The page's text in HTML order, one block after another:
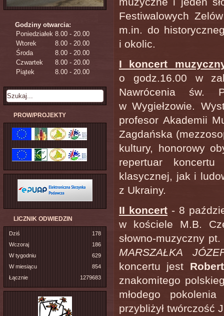
Godziny otwarcia:
Poniedziałek 8.00 - 20.00
Wtorek
8.00 - 20.00
Środa
8.00 - 20.00
Czwartek
8.00 - 20.00
Piątek
8.00 - 20.00
PROW/PROJEKTY
LICZNIK ODWIEDZIN
Dziś
178
Wczoraj
186
W tygodniu
629
W miesiącu
854
Łącznie
1279683
Festiwalowych
m.in. do
i okolic.
I koncert
o godz.16.00 w
Nawrócenia św.
w Wygiełzowie.
profesor Akademii
Zagdańska
kultury, honorowy
repertuar
klasycznej, jak i
z Ukrainy.
II koncert - 8
w kościele M.B.
słowno-muzyczny
MARSZAŁKA
koncertu jest
znakomitego
młodego
przybliżył twórczość